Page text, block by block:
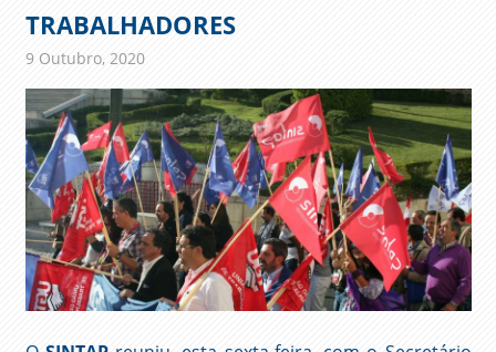
TRABALHADORES
9 Outubro, 2020admin
Comunicados